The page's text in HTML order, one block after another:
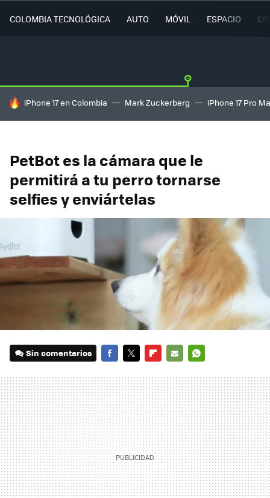
COLOMBIA TECNOLÓGICA AUTO MÓVIL ESPACIO
HOY SE HABLA DE
iPhone 17 en Colombia Mark Zuckerberg iPhone 17 Pro
PetBot es la cámara que le
permitirá a tu perro tornarse
selfies y enviártelas
Sin comentarios
MAIL